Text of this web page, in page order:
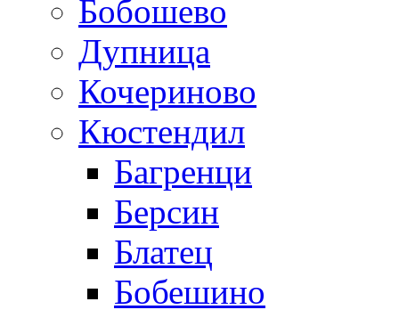
Бобошево
Дупница
Кочериново
Кюстендил
Багренци
Берсин
Блатец
Бобешино